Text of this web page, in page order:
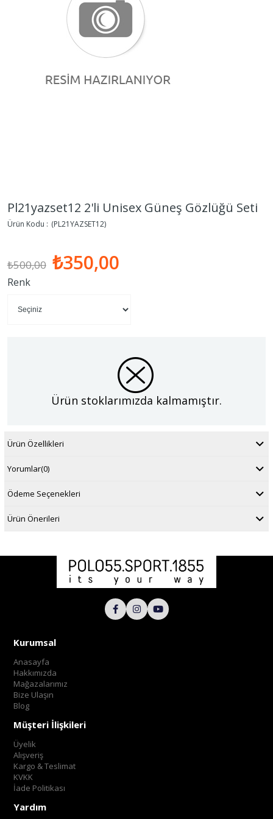
Pl21yazset12 2'li Unisex Güneş Gözlüğü Seti
(PL21YAZSET12)
₺500,00 ₺350,00
Renk
Ürün stoklarımızda kalmamıştır.
Ürün Özellikleri
Yorumlar(0)
Ödeme Seçenekleri
Ürün Önerileri
Kurumsal
Anasayfa
Hakkımızda
Mağazalarımız
Bize Ulaşın
Blog
Müşteri İlişkileri
Üyelik
Alışveriş
Kargo & Teslimat
KVKK
İade Politikası
Yardım